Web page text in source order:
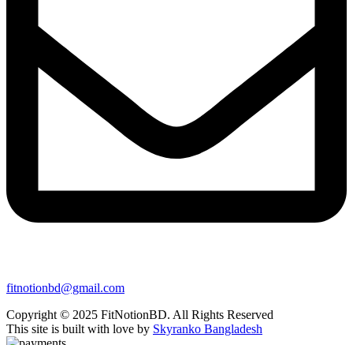
fitnotionbd@gmail.com
Copyright © 2025 FitNotionBD. All Rights Reserved
This site is built with love by Skyranko Bangladesh